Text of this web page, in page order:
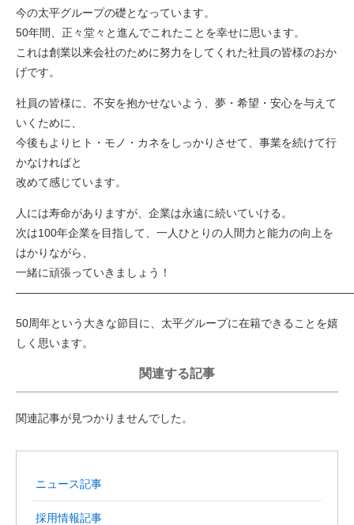
今の太平グループの礎となっています。
50年間、正々堂々と進んでこれたことを幸せに思います。
これは創業以来会社のために努力をしてくれた社員の皆様のおか
げです。
社員の皆様に、不安を抱かせないよう、夢・希望・安心を与えて
いくために、
今後もよりヒト・モノ・カネをしっかりさせて、事業を続けて行
かなければと
改めて感じています。
人には寿命がありますが、企業は永遠に続いていける。
次は100年企業を目指して、一人ひとりの人間力と能力の向上を
はかりながら、
一緒に頑張っていきましょう！
50周年という大きな節目に、太平グループに在籍できることを嬉
しく思います。
関連する記事
関連記事が見つかりませんでした。
ニュース記事
採用情報記事